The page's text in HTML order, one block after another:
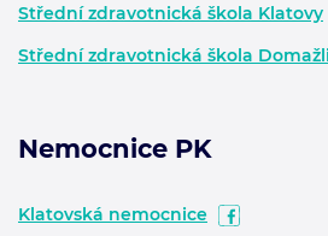
Střední zdravotnická škola Klatovy
Střední zdravotnická škola
Nemocnice PK
Klatovská nemocnice